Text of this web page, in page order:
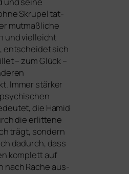
Skrupel tat­
mut­maß­li­che
und viel­leicht
ent­schei­det sich
– zum Glück –
Immer stär­ker
die Hamid
die erlit­te­ne
trägt, son­dern
dadurch, dass
kom­plett auf
nach Rache aus­